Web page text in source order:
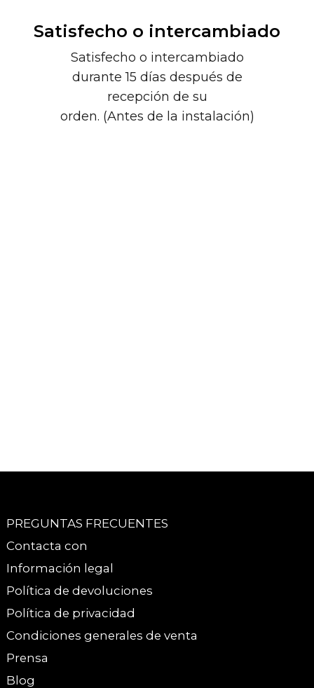
Satisfecho o intercambiado
Satisfecho o intercambiado
durante 15 días después de
recepción de su
orden. (Antes de la instalación)
PREGUNTAS FRECUENTES
Contacta con
Información legal
Política de devoluciones
Política de privacidad
Condiciones generales de venta
Prensa
Blog